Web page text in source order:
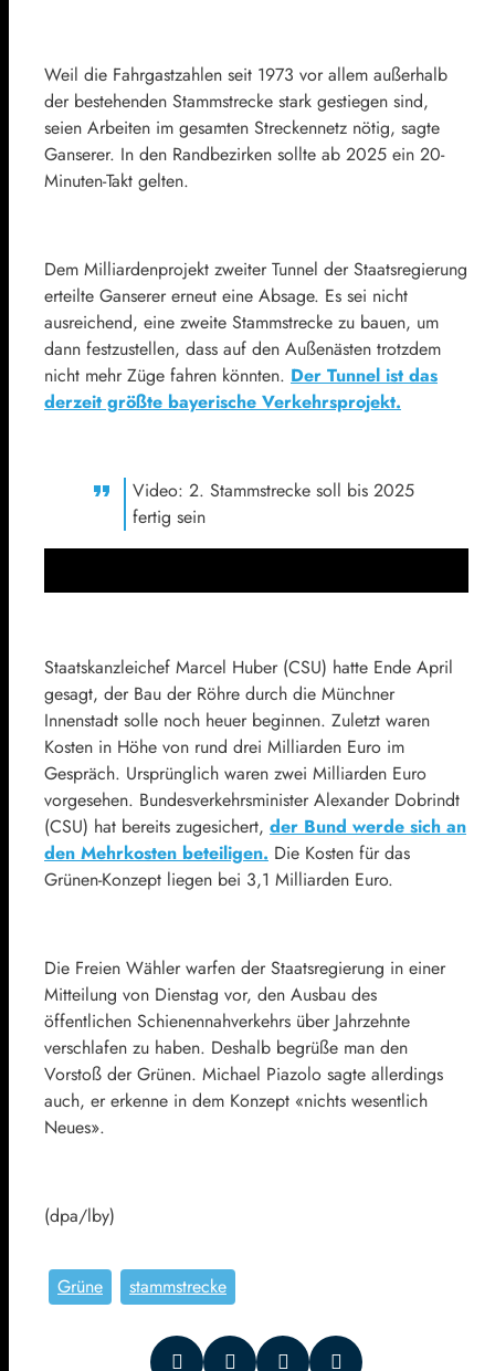
Weil die Fahrgastzahlen seit 1973 vor allem außerhalb
der bestehenden Stammstrecke stark gestiegen sind,
seien Arbeiten im gesamten Streckennetz nötig, sagte
Ganserer. In den Randbezirken sollte ab 2025 ein 20-
Minuten-Takt gelten.
Dem Milliardenprojekt zweiter Tunnel der Staatsregierung
erteilte Ganserer erneut eine Absage. Es sei nicht
ausreichend, eine zweite Stammstrecke zu bauen, um
dann festzustellen, dass auf den Außenästen trotzdem
nicht mehr Züge fahren könnten. Der Tunnel ist das
derzeit größte bayerische Verkehrsprojekt.
Video: 2. Stammstrecke soll bis 2025
fertig sein
Staatskanzleichef Marcel Huber (CSU) hatte Ende April
gesagt, der Bau der Röhre durch die Münchner
Innenstadt solle noch heuer beginnen. Zuletzt waren
Kosten in Höhe von rund drei Milliarden Euro im
Gespräch. Ursprünglich waren zwei Milliarden Euro
vorgesehen. Bundesverkehrsminister Alexander Dobrindt
(CSU) hat bereits zugesichert, der Bund werde sich an
den Mehrkosten beteiligen. Die Kosten für das
Grünen-Konzept liegen bei 3,1 Milliarden Euro.
Die Freien Wähler warfen der Staatsregierung in einer
Mitteilung von Dienstag vor, den Ausbau des
öffentlichen Schienennahverkehrs über Jahrzehnte
verschlafen zu haben. Deshalb begrüße man den
Vorstoß der Grünen. Michael Piazolo sagte allerdings
auch, er erkenne in dem Konzept «nichts wesentlich
Neues».
(dpa/lby)
Grüne stammstrecke